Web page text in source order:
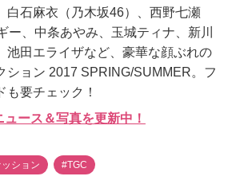
白石麻衣（乃木坂46）、西野七瀬
ー、中条あやみ、玉城ティナ、新川
池田エライザなど、豪華な顔ぶれの
ション 2017 SPRING/SUMMER。フ
も要チェック！
ース＆写真を更新中！
ション #TGC